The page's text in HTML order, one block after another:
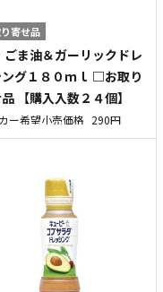
寄せ品
ごま油＆ガーリックドレ
ング１８０ｍｌ □お取り
【購入入数２４個】
ー希望小売価格 290円